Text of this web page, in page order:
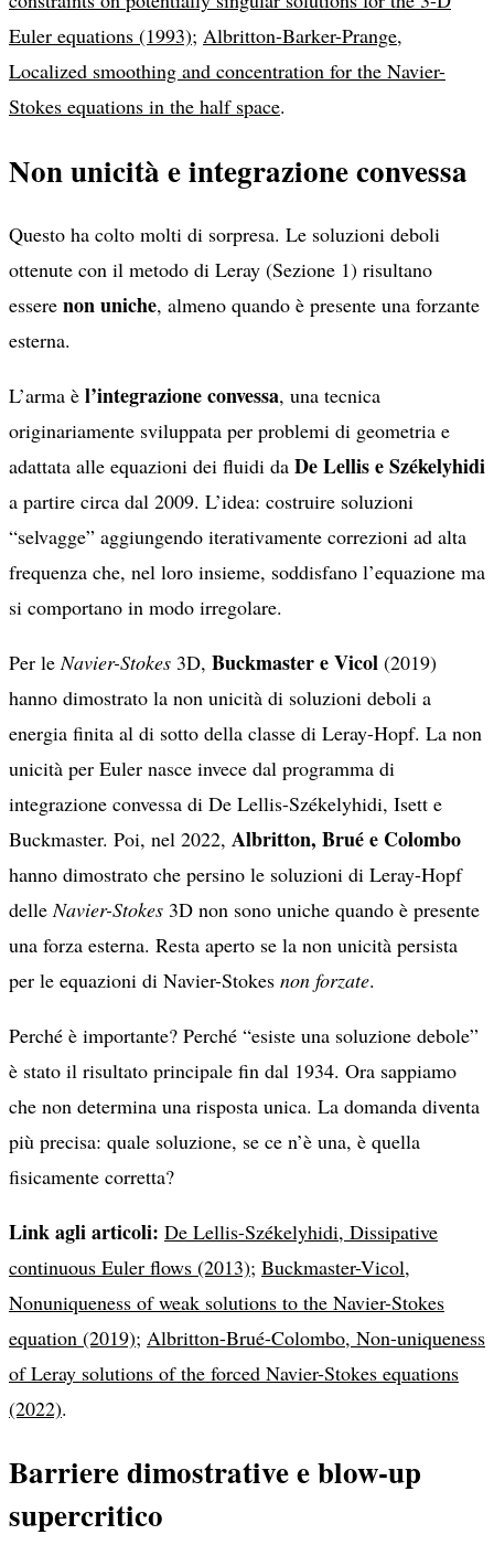
Euler equations (1993); Albritton-Barker-Prange,
Localized smoothing and concentration for the Navier-
Stokes equations in the half space.
Non unicità e integrazione convessa
Questo ha colto molti di sorpresa. Le soluzioni deboli
ottenute con il metodo di Leray (Sezione 1) risultano
essere non uniche, almeno quando è presente una forzante
esterna.
L’arma è l’integrazione convessa, una tecnica
originariamente sviluppata per problemi di geometria e
adattata alle equazioni dei fluidi da De Lellis e Székelyhidi
a partire circa dal 2009. L’idea: costruire soluzioni
“selvagge” aggiungendo iterativamente correzioni ad alta
frequenza che, nel loro insieme, soddisfano l’equazione ma
si comportano in modo irregolare.
Per leNavier-Stokes 3D, Buckmaster e Vicol (2019)
hanno dimostrato la non unicità di soluzioni deboli a
energia finita al di sotto della classe di Leray-Hopf. La non
unicità per Euler nasce invece dal programma di
integrazione convessa di De Lellis-Székelyhidi, Isett e
Buckmaster. Poi, nel 2022, Albritton, Brué e Colombo
hanno dimostrato che persino le soluzioni di Leray-Hopf
delleNavier-Stokes 3D non sono uniche quando è presente
una forza esterna. Resta aperto se la non unicità persista
per le equazioni di Navier-Stokes non forzate.
Perché è importante? Perché “esiste una soluzione debole”
è stato il risultato principale fin dal 1934. Ora sappiamo
che non determina una risposta unica. La domanda diventa
più precisa: quale soluzione, se ce n’è una, è quella
fisicamente corretta?
Link agli articoli: De Lellis-Székelyhidi, Dissipative
continuous Euler flows (2013); Buckmaster-Vicol,
Nonuniqueness of weak solutions to the Navier-Stokes
equation (2019); Albritton-Brué-Colombo, Non-uniqueness
of Leray solutions of the forced Navier-Stokes equations
(2022).
Barriere dimostrative e blow-up
supercritico